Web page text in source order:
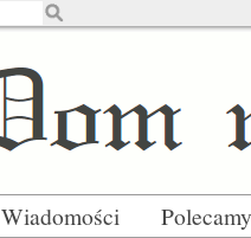
Wiadomości Polecamy